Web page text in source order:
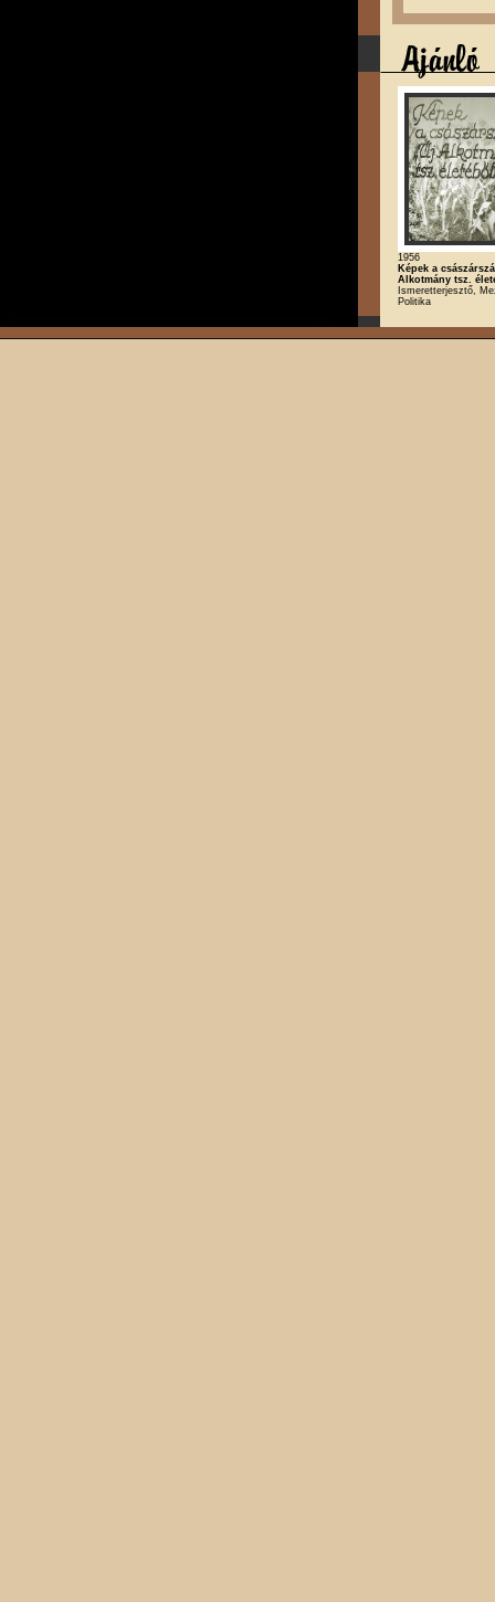
1956
Képek a
Alkotmány tsz.
Ismeretterjesztő,
Politika